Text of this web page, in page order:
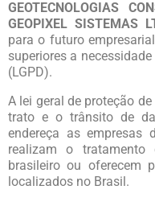
GEOTECNOLOGIAS
GEOPIXEL SISTEMAS
para o futuro
superiores a
(LGPD).
A lei geral de proteção
trato e o trânsito de
endereça as empresas
realizam o tratamento
brasileiro ou oferecem
localizados no Brasil.